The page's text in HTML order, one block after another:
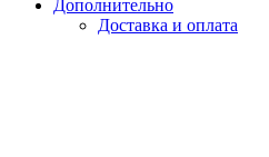
Дополнительно
Доставка и оплата